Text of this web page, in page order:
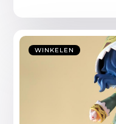
WINKELEN